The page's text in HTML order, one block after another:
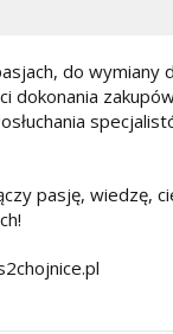
do wymiany
dokonania
pasję, wiedzę,